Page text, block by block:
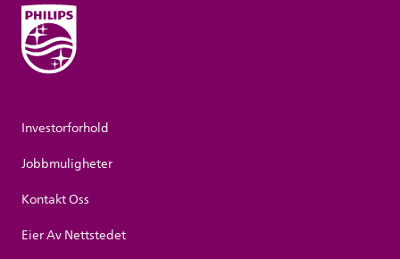
Investorforhold
Jobbmuligheter
Kontakt Oss
Eier Av Nettstedet